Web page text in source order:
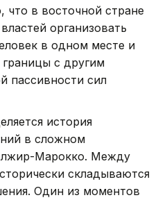
в восточной стране
организовать
в одном месте и
с другим
пассивности сил
история
в сложном
Марокко. Между
складываются
Один из моментов